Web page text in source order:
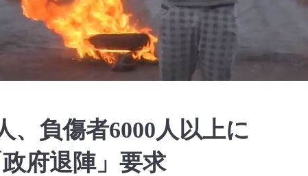
Video
、負傷者6000人以上に
府退陣」要求